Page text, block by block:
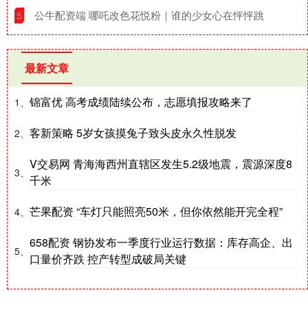
5 ​公牛配资端 哪吒改色花悦粉｜谁的少女心在怦怦跳
最新文章
1、 锦富优 高考成绩陆续公布，志愿填报攻略来了
2、 客新策略 5岁女孩摸兔子致头皮永久性脱发
3、
V交易网 青海海西州直辖区发生5.2级地震，震源深度8
千米
4、 芒果配资 “车灯只能照亮50米，但你依然能开完全程”
5、
658配资 钢协发布一季度行业运行数据：库存高企、出
口量价齐跌 控产转型成破局关键